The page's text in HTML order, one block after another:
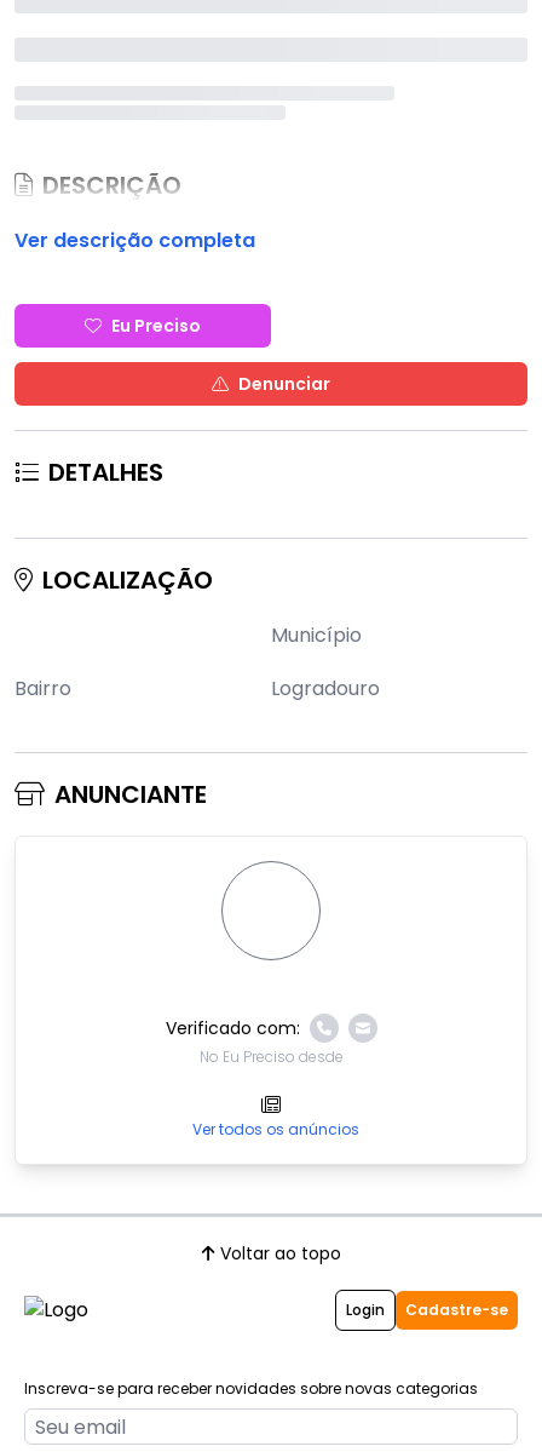
DESCRIÇÃO
Ver descrição completa
Eu Preciso
Denunciar
DETALHES
LOCALIZAÇÃO
Município
Bairro
Logradouro
ANUNCIANTE
Verificado com:
No Eu Preciso desde
Ver todos os anúncios
Voltar ao topo
Login Cadastre-se
Inscreva-se para receber novidades sobre novas categorias